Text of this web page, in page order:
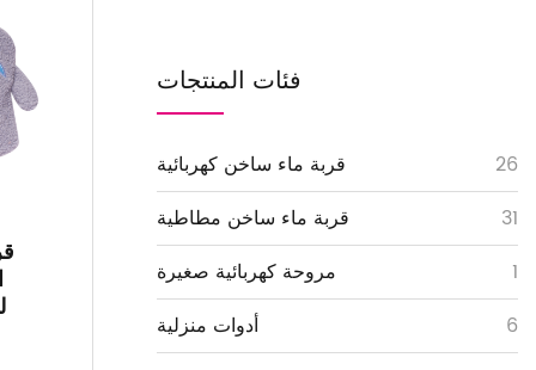
فئات المنتجات
قربة ماء ساخن كهربائية
26
قربة ماء ساخن مطاطية
31
مروحة كهربائية صغيرة
1
أدوات منزلية
6